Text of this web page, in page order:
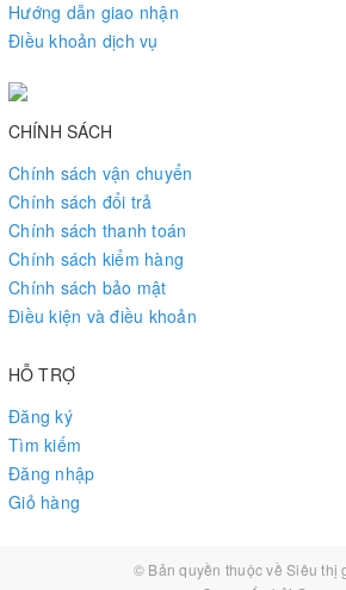
Hướng dẫn giao nhận
Điều khoản dịch vụ
CHÍNH SÁCH
Chính sách vận chuyển
Chính sách đổi trả
Chính sách thanh toán
Chính sách kiểm hàng
Chính sách bảo mật
Điều kiện và điều khoản
HỖ TRỢ
Đăng ký
Tìm kiếm
Đăng nhập
Giỏ hàng
© Bản quyền thuộc về Siêu thị